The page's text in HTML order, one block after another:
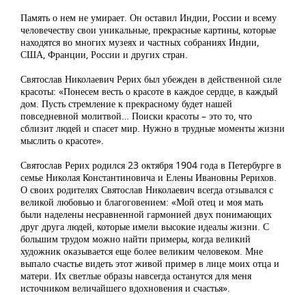
Память о нем не умирает. Он оставил Индии, России и всему
человечеству свои уникальные, прекрасные картины, которые
находятся во многих музеях и частных собраниях Индии,
США, Франции, России и других стран.
Святослав Николаевич Рерих был убежден в действенной силе
красоты: «Понесем весть о красоте в каждое сердце, в каждый
дом. Пусть стремление к прекрасному будет нашей
повседневной молитвой… Поиски красоты – это то, что
сблизит людей и спасет мир. Нужно в трудные моменты жизни
мыслить о красоте».
Святослав Рерих родился 23 октября 1904 года в Петербурге в
семье Николая Константиновича и Елены Ивановны Рерихов.
О своих родителях Святослав Николаевич всегда отзывался с
великой любовью и благоговением: «Мой отец и моя мать
были наделены несравненной гармонией двух понимающих
друг друга людей, которые имели высокие идеалы жизни. С
большим трудом можно найти примеры, когда великий
художник оказывается еще более великим человеком. Мне
выпало счастье видеть этот живой пример в лице моих отца и
матери. Их светлые образы навсегда останутся для меня
источником величайшего вдохновения и счастья».